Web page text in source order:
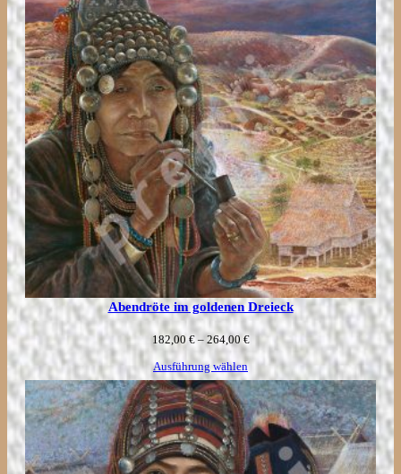
Abendröte im goldenen Dreieck
182,00 € – 264,00 €Preisspanne:
182,00 €
bis
264,00 €
Ausführung wählen